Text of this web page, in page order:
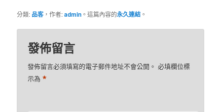
分類: 品客 ，作者:admin 。這篇內容的永久連結 。
發佈留言
發佈留言必須填寫的電子郵件地址不會公開。 必填欄位標
示為*